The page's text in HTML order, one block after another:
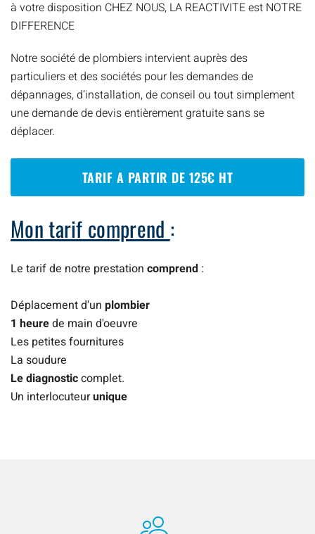
à votre disposition CHEZ NOUS, LA REACTIVITE est NOTRE
DIFFERENCE
Notre société de plombiers intervient auprès des
particuliers et des sociétés pour les demandes de
dépannages, d’installation, de conseil ou tout simplement
une demande de devis entièrement gratuite sans se
déplacer.
TARIF A PARTIR DE 125€ HT
Mon tarif comprend :
Le tarif de notre prestation comprend :
Déplacement d'un plombier
1 heurede main d'oeuvre
Les petites fournitures
La soudure
Le diagnosticcomplet.
Un interlocuteurunique